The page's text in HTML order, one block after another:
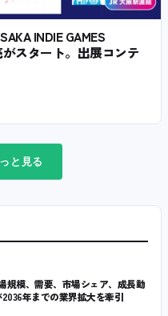
INDIE GAMES
スタート。出展コンテ
と見る
規模、需要、市場シェア、成長動
年までの業界拡大を牽引